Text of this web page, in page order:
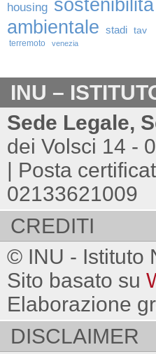
housing sostenibilità
ambientale stadi tav
terremoto venezia
INU –
Sede Legale,
dei Volsci 14 -
| Posta
02133621009
CREDITI
© INU - Istituto
Sito basato su
Elaborazione
DISCLAIMER